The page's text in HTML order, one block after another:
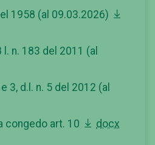
1958 (al 09.03.2026)
n. 183 del 2011 (al
3, d.l. n. 5 del 2012 (al
congedo art. 10
docx